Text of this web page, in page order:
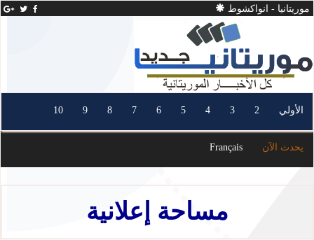
موريتانيا - انواكشوط
الأولي 2
3
4
5
6
7
8
9
10
يحدث الآن Français
مساحة إعلانية